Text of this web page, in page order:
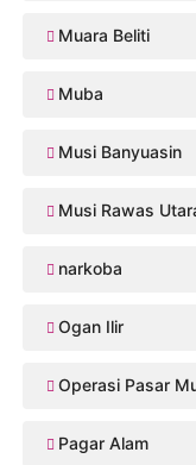
Muara Beliti
Muba
Musi Banyuasin
Musi Rawas
narkoba
Ogan Ilir
Operasi Pasar
Pagar Alam